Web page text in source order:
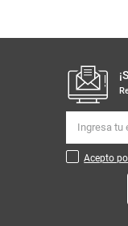
Acepto